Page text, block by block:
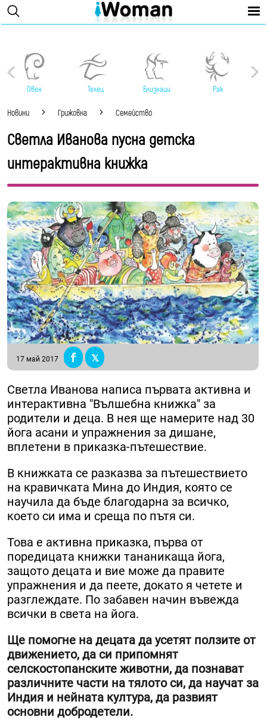
Овен Телец Близнаци Рак
Новини Грижовна Семейство
Светла Иванова пусна детска
интерактивна книжка
17 май 2017
Светла Иванова написа първата активна и
интерактивна "Вълшебна книжка" за
родители и деца. В нея ще намерите над 30
йога асани и упражнения за дишане,
вплетени в приказка-пътешествие.
В книжката се разказва за пътешествието
на кравичката Мина до Индия, която се
научила да бъде благодарна за всичко,
което си има и среща по пътя си.
Това е активна приказка, първа от
поредицата книжки тананикаща йога,
защото децата и вие може да правите
упражнения и да пеете, докато я четете и
разглеждате. По забавен начин въвежда
всички в света на йога.
Ще помогне на децата да усетят ползите от
движението, да си припомнят
селскостопанските животни, да познават
различните части на тялото си, да научат за
Индия и нейната култура, да развият
основни добродетели.